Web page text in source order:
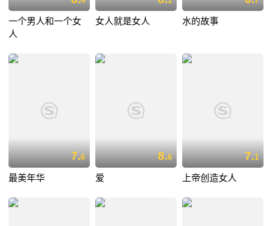
一个男人和一个女
人
女人就是女人 水的故事
7.6
最美年华
8.6
爱
7.1
上帝创造女人